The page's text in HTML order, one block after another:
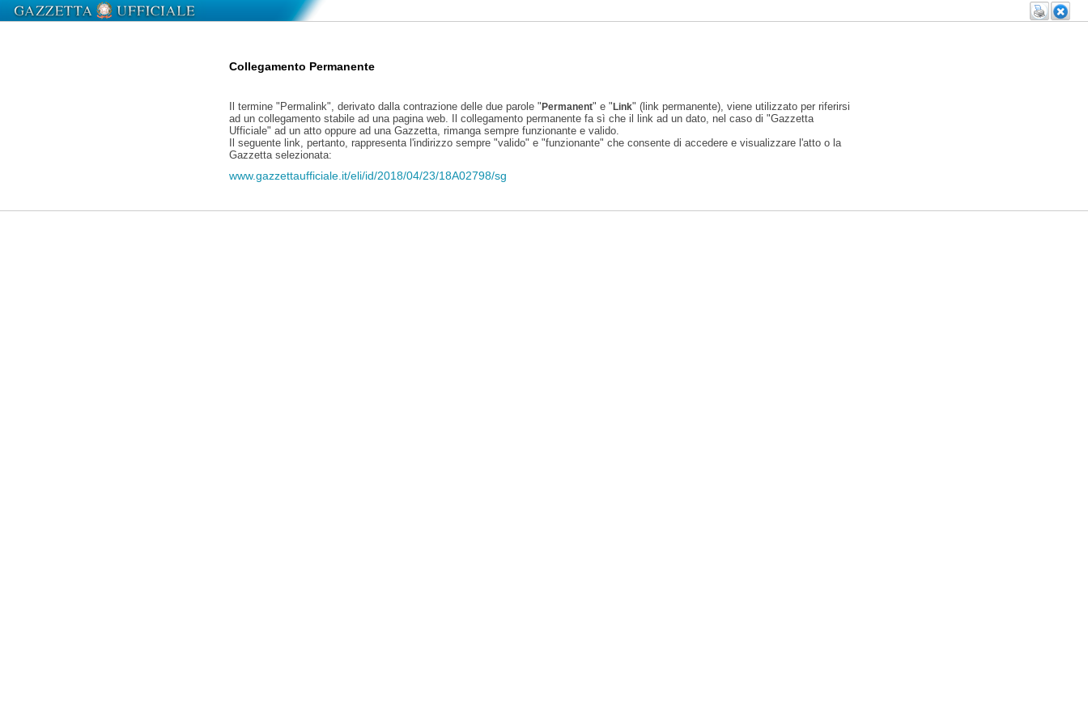
Collegamento Permanente
Il termine "Permalink", derivato dalla contrazione delle due parole "Permanent" e "Link" (link permanente), viene utilizzato per riferirsi
ad un collegamento stabile ad una pagina web. Il collegamento permanente fa sì che il link ad un dato, nel caso di "Gazzetta
Ufficiale" ad un atto oppure ad una Gazzetta, rimanga sempre funzionante e valido.
Il seguente link, pertanto, rappresenta l'indirizzo sempre "valido" e "funzionante" che consente di accedere e visualizzare l'atto o la
Gazzetta selezionata:
www.gazzettaufficiale.it/eli/id/2018/04/23/18A02798/sg